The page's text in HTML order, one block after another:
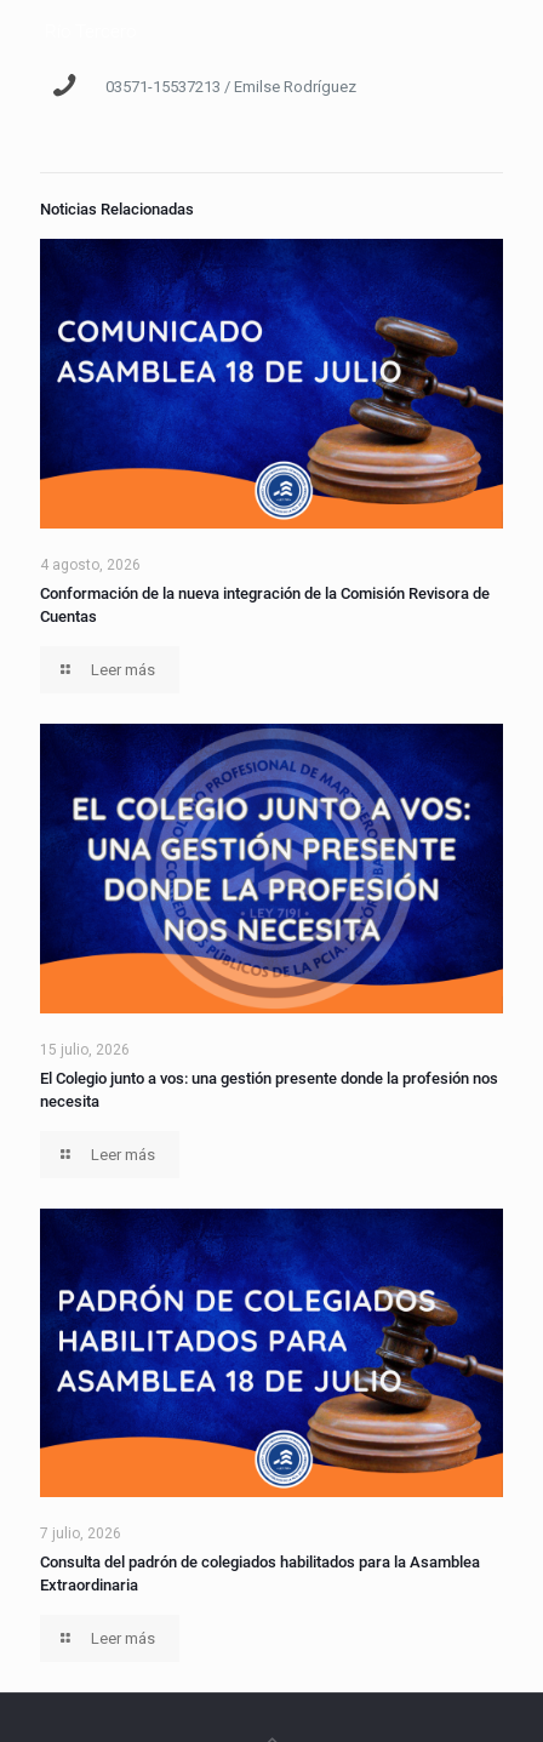
03571-15537213 / Emilse Rodríguez
Noticias Relacionadas
4 agosto, 2026
Conformación de la nueva integración de la Comisión Revisora de
Cuentas
Leer más
15 julio, 2026
El Colegio junto a vos: una gestión presente donde la profesión nos
necesita
Leer más
7 julio, 2026
Consulta del padrón de colegiados habilitados para la Asamblea
Extraordinaria
Leer más